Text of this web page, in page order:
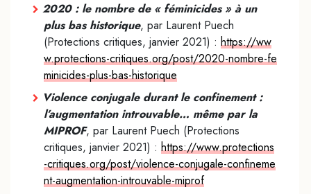
2020 : le nombre de « féminicides » à un
plus bas historique, par Laurent Puech
(Protections critiques, janvier 2021) : https://ww
w.protections-critiques.org/post/2020-nombre-fe
minicides-plus-bas-historique
Violence conjugale durant le confinement :
l’augmentation introuvable… même par la
MIPROF, par Laurent Puech (Protections
critiques, janvier 2021) : https://www.protections
-critiques.org/post/violence-conjugale-confineme
nt-augmentation-introuvable-miprof